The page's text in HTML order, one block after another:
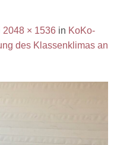
2048 × 1536 in KoKo-
des Klassenklimas an